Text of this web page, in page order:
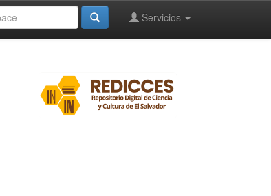
Servicios